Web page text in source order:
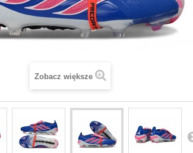
Zobacz większe